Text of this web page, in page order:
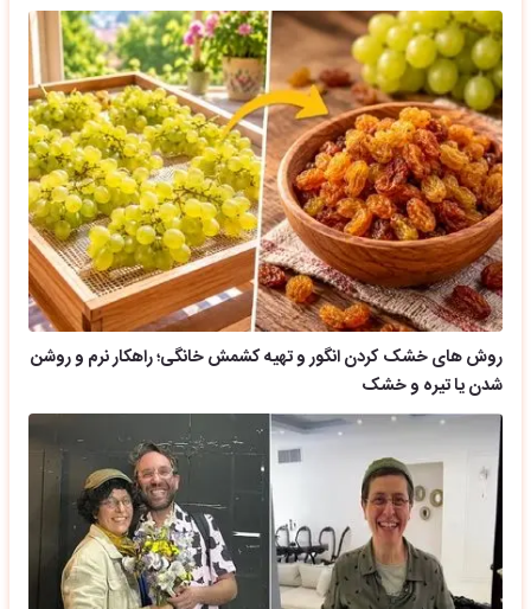
روش های خشک کردن انگور و تهیه کشمش خانگی؛ راهکار نرم و روشن
شدن یا تیره و خشک